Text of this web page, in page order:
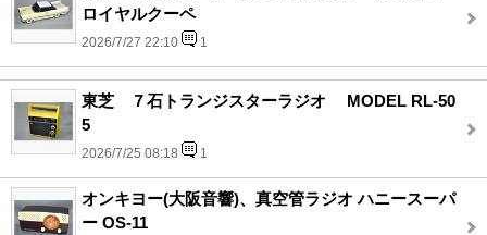
ロイヤルクーペ
2026/7/27 22:10 1
東芝 ７石トランジスターラジオ MODEL RL-50
5
2026/7/25 08:18 1
オンキヨー(大阪音響)、真空管ラジオ ハニースーパ
ー OS-11